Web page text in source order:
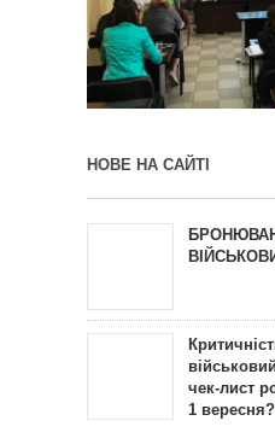
НОВЕ НА САЙТІ
чек-лист
1 вересня?